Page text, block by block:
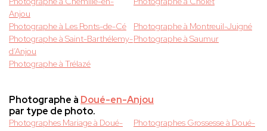
Anjou
Photographe à Les Ponts-de-Cé
Photographe à Montreuil-Juigné
Photographe à Saint-Barthélemy-
d’Anjou
Photographe à Saumur
Photographe à Trélazé
Photographe à Doué-en-Anjou
par type de photo.
Photographes Mariage à Doué-
Photographes Grossesse à Doué-